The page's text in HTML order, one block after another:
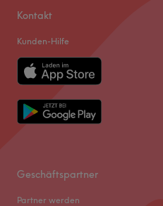
Kontakt
Kunden-Hilfe
Geschäftspartner
Partner werden